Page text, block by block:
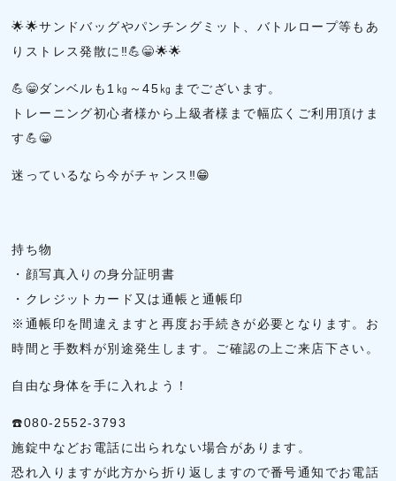
🌟🌟サンドバッグやパンチングミット、バトルロープ等もあ
りストレス発散に‼️💪😁🌟🌟
💪😁ダンベルも1㎏～45㎏までございます。
トレーニング初心者様から上級者様まで幅広くご利用頂けま
す💪😁
迷っているなら今がチャンス‼️😁
持ち物
・顔写真入りの身分証明書
・クレジットカード又は通帳と通帳印
※通帳印を間違えますと再度お手続きが必要となります。お
時間と手数料が別途発生します。ご確認の上ご来店下さい。
自由な身体を手に入れよう！
☎️080-2552-3793
施錠中などお電話に出られない場合があります。
恐れ入りますが此方から折り返しますので番号通知でお電話